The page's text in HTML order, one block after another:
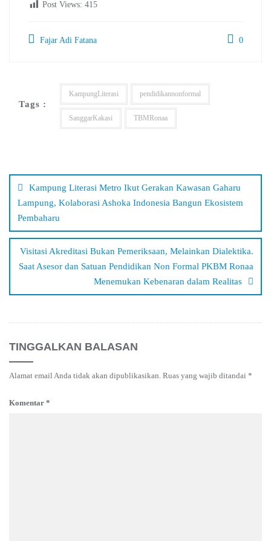
Post Views: 415
Fajar Adi Fatana 0
Tags :
KampungLiterasi pendidikannonformal
SanggarKakasi TBMRonaa
pos
Kampung Literasi Metro Ikut Gerakan Kawasan Gaharu
Lampung, Kolaborasi Ashoka Indonesia Bangun Ekosistem
Pembaharu
Visitasi Akreditasi Bukan Pemeriksaan, Melainkan Dialektika.
Saat Asesor dan Satuan Pendidikan Non Formal PKBM Ronaa
Menemukan Kebenaran dalam Realitas
TINGGALKAN BALASAN
Alamat email Anda tidak akan dipublikasikan. Ruas yang wajib ditandai *
Komentar *